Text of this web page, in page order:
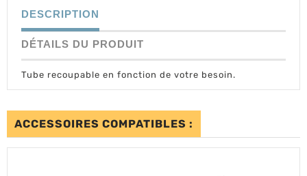
DESCRIPTION
DÉTAILS DU PRODUIT
Tube recoupable en fonction de votre besoin.
ACCESSOIRES COMPATIBLES :